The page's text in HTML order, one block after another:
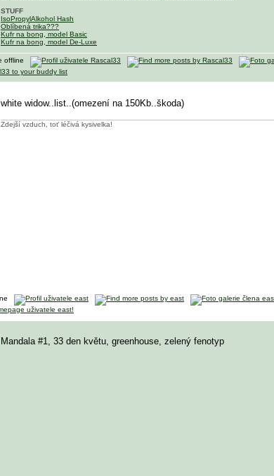
STUFF
IsoPropylAlkohol Hash
Oblíbená trika???
Kufr na bong, model Basic
Kufr na bong, model De-Luxe
white widow..list..(omezení na 150Kb..škoda)
Zdejší vzduch, toť léčivá kysivelka!
Mandala #1, 33 den květu, greenhouse, zelený fenotyp